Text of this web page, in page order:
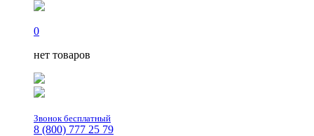
0
нет товаров
Звонок бесплатный
8 (800) 777 25 79